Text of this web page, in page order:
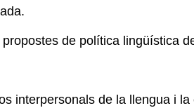
de política lingüística
interpersonals de la llengua i